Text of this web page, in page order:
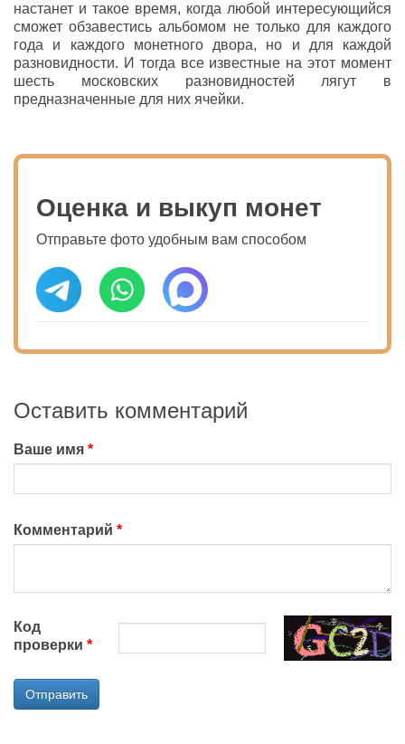
настанет и такое время, когда любой интересующийся
сможет обзавестись альбомом не только для каждого
года и каждого монетного двора, но и для каждой
разновидности. И тогда все известные на этот момент
шесть московских разновидностей лягут в
предназначенные для них ячейки.
Оценка и выкуп монет
Отправьте фото удобным вам способом
Оставить комментарий
Ваше имя
Комментарий
Код
проверки
Отправить